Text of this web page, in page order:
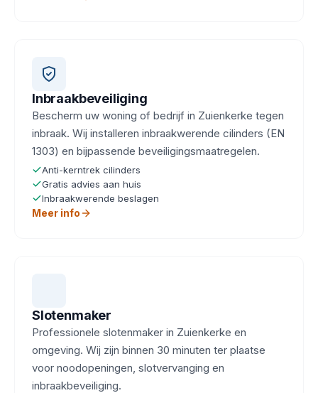
Inbraakbeveiliging
Bescherm uw woning of bedrijf in Zuienkerke tegen
inbraak. Wij installeren inbraakwerende cilinders (EN
1303) en bijpassende beveiligingsmaatregelen.
Anti-kerntrek cilinders
Gratis advies aan huis
Inbraakwerende beslagen
Meer info
Slotenmaker
Professionele slotenmaker in Zuienkerke en
omgeving. Wij zijn binnen 30 minuten ter plaatse
voor noodopeningen, slotvervanging en
inbraakbeveiliging.